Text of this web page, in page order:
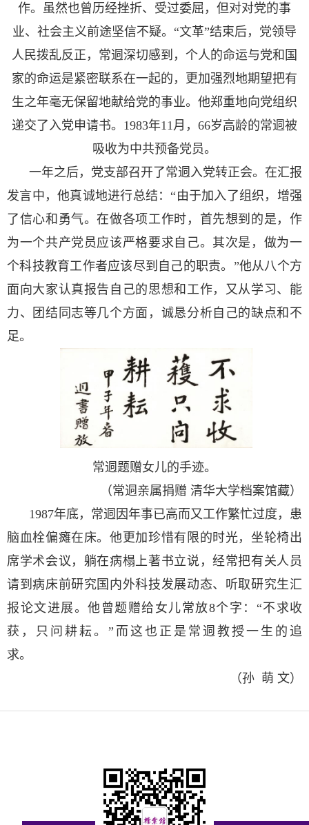
作。虽然也曾历经挫折、受过委屈，但对对党的事
业、社会主义前途坚信不疑。“文革”结束后，党领导
人民拨乱反正，常迵深切感到，个人的命运与党和国
家的命运是紧密联系在一起的，更加强烈地期望把有
生之年毫无保留地献给党的事业。他郑重地向党组织
递交了入党申请书。1983年1 1 月，66岁高龄的常迵被
吸收为中共预备党员。
一年之后，党支部召开了常迵入党转正会。在汇报
发言中，他真诚地进行总结：“由于加入了组织，增强
了信心和勇气。在做各项工作时，首先想到的是，作
为一个共产党员应该严格要求自己。其次是，做为一
个科技教育工作者应该尽到自己的职责。”他从八个方
面向大家认真报告自己的思想和工作，又从学习、能
力、团结同志等几个方面，诚恳分析自己的缺点和不
足。
常迵题赠女儿的手迹。
（常迵亲属捐赠 清华大学档案馆藏）
1987年底，常迵因年事已高而又工作繁忙过度，患
脑血栓偏瘫在床。他更加珍惜有限的时光，坐轮椅出
席学术会议，躺在病榻上著书立说，经常把有关人员
请到病床前研究国内外科技发展动态、听取研究生汇
报论文进展。 他曾题赠给女儿常放8个字：“不求收
获，只问耕耘。”而这也正是常迵教授一生的追
求。
（孙 萌 文）